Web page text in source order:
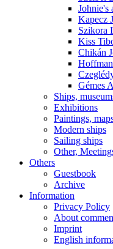
Johnie's
Kapecz
Szikora
Kiss
Chikán
Gémes
Ships,
Exhibitions
Paintings,
Modern ships
Sailing ships
Other,
Others
Guestbook
Archive
Information
Privacy Policy
About
Imprint
English